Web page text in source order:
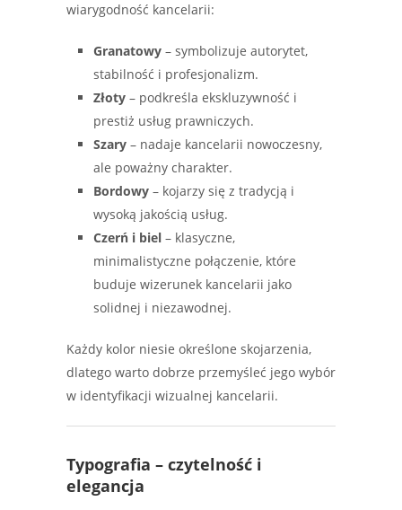
wiarygodność kancelarii:
Granatowy – symbolizuje autorytet,
stabilność i profesjonalizm.
Złoty – podkreśla ekskluzywność i
prestiż usług prawniczych.
Szary – nadaje kancelarii nowoczesny,
ale poważny charakter.
Bordowy – kojarzy się z tradycją i
wysoką jakością usług.
Czerń i biel – klasyczne,
minimalistyczne połączenie, które
buduje wizerunek kancelarii jako
solidnej i niezawodnej.
Każdy kolor niesie określone skojarzenia,
dlatego warto dobrze przemyśleć jego wybór
w identyfikacji wizualnej kancelarii.
Typografia – czytelność i
elegancja